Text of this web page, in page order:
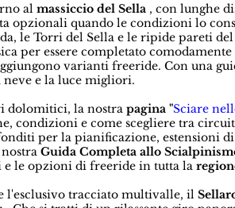
almassiccio del Sella , con lunghe
opzionali quando le condizioni lo
le Torri del Sella e le ripide pareti
per essere completato
varianti freeride. Con una
e la luce migliori.
dolomitici, la nostrapagina "Sciare
condizioni e come scegliere tra
per la pianificazione, estensioni
nostraGuida Completa allo
e le opzioni di freeride in tutta la
l'esclusivo tracciato multivalle, il